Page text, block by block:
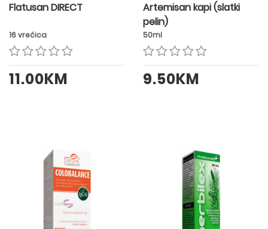
Flatusan DIRECT
16 vrećica
11.00KM
Artemisan kapi (slatki
pelin)
50ml
9.50KM